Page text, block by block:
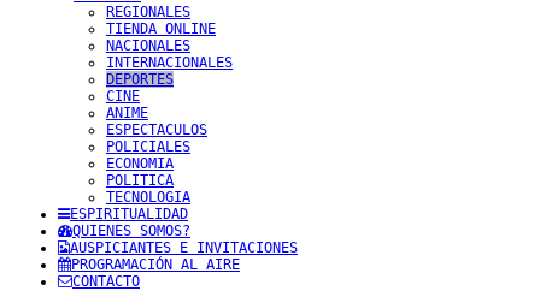
REGIONALES
TIENDA ONLINE
NACIONALES
INTERNACIONALES
DEPORTES
CINE
ANIME
ESPECTACULOS
POLICIALES
ECONOMIA
POLITICA
TECNOLOGIA
ESPIRITUALIDAD
QUIENES SOMOS?
AUSPICIANTES E INVITACIONES
PROGRAMACIÓN AL AIRE
CONTACTO